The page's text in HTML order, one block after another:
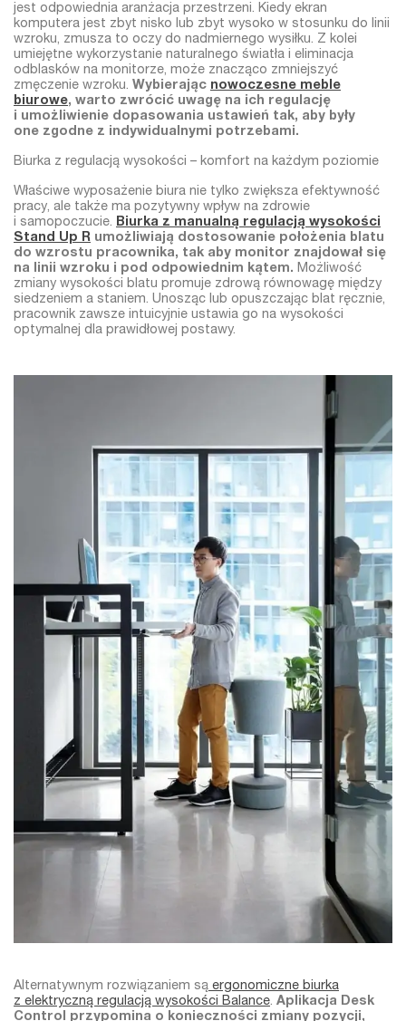
jest odpowiednia aranżacja przestrzeni. Kiedy ekran
komputera jest zbyt nisko lub zbyt wysoko w stosunku do linii
wzroku, zmusza to oczy do nadmiernego wysiłku. Z kolei
umiejętne wykorzystanie naturalnego światła i eliminacja
odblasków na monitorze, może znacząco zmniejszyć
zmęczenie wzroku. Wybierając nowoczesne meble
biurowe, warto zwrócić uwagę na ich regulację
i umożliwienie dopasowania ustawień tak, aby były
one zgodne z indywidualnymi potrzebami.
Biurka z regulacją wysokości – komfort na każdym poziomie
Właściwe wyposażenie biura nie tylko zwiększa efektywność
pracy, ale także ma pozytywny wpływ na zdrowie
i samopoczucie. Biurka z manualną regulacją wysokości
Stand Up R umożliwiają dostosowanie położenia blatu
do wzrostu pracownika, tak aby monitor znajdował się
na linii wzroku i pod odpowiednim kątem. Możliwość
zmiany wysokości blatu promuje zdrową równowagę między
siedzeniem a staniem. Unosząc lub opuszczając blat ręcznie,
pracownik zawsze intuicyjnie ustawia go na wysokości
optymalnej dla prawidłowej postawy.
Alternatywnym rozwiązaniem są ergonomiczne biurka
z elektryczną regulacją wysokości Balance. Aplikacja Desk
Control przypomina o konieczności zmiany pozycji,